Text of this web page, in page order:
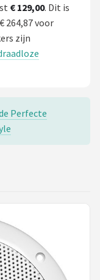
€ 129,00. Dit is
264,87 voor
zijn
Perfecte